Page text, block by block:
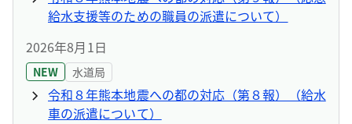
給水支援等のための職員の派遣について）
2026年8月1日
NEW 水道局
令和８年熊本地震への都の対応（第８報）（給水
車の派遣について）